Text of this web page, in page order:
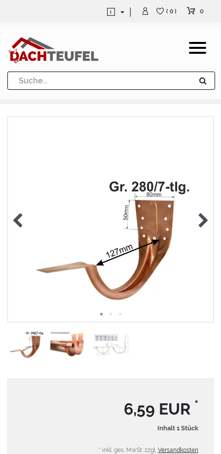
Dachrinne und Fallrohre
Werkzeuge und Löttechnik
( 0 ) 0
6,59 EUR *
Inhalt 1 Stück
* inkl. ges. MwSt. zzgl. Versandkosten